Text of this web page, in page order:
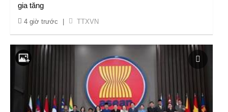
gia tăng
4 giờ trước TTXVN